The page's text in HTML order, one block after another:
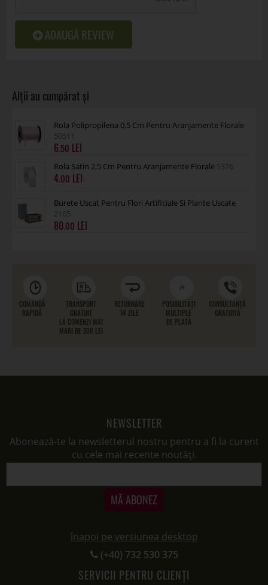
ADAUGĂ REVIEW
Rola Polipropilena 0,5 Cm Pentru Aranjamente Florale
50511
6.50
Rola Satin 2,5 Cm Pentru Aranjamente Florale 5376
4.00
Burete Uscat Pentru Flori Artificiale Si Plante Uscate
2165
80.00
COMANDĂ
RAPIDĂ
TRANSPORT
GRATUIT
LA COMENZI MAI
MARI DE 300 LEI
RETURNARE
14 ZILE
POSIBILITĂȚI
MULTIPLE
DE PLATĂ
CONSULTANȚĂ
GRATUITĂ
NEWSLETTER
Abonează-te la newsletterul nostru pentru a fi la curent
cu cele mai recente noutăți.
MĂ ABONEZ
înapoi pe versiunea desktop
(+40) 732 530 375
SERVICII PENTRU CLIENȚI